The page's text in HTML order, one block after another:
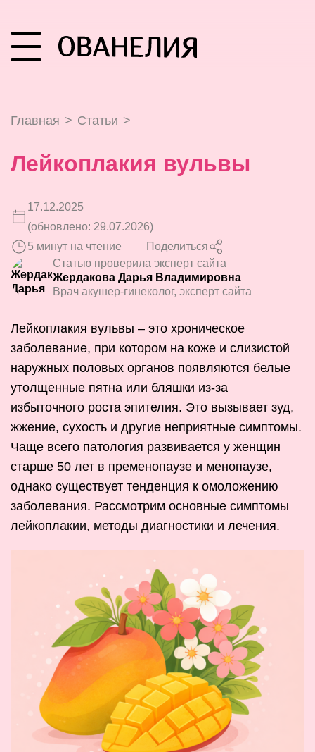
Главная > Статьи >
Лейкоплакия вульвы
17.12.2025
(обновлено: 29.07.2026)
5 минут на чтение
Поделиться
Статью проверила эксперт сайта
Жердакова Дарья Владимировна
Врач акушер-гинеколог, эксперт сайта
Лейкоплакия вульвы – это хроническое
заболевание, при котором на коже и слизистой
наружных половых органов появляются белые
утолщенные пятна или бляшки из-за
избыточного роста эпителия. Это вызывает зуд,
жжение, сухость и другие неприятные симптомы.
Чаще всего патология развивается у женщин
старше 50 лет в пременопаузе и менопаузе,
однако существует тенденция к омоложению
заболевания. Рассмотрим основные симптомы
лейкоплакии, методы диагностики и лечения.